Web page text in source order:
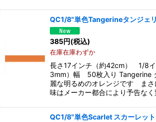
QC1/8"単色Tangerineタンジェ
385円(税込)
在庫在庫わずか
長さ17インチ（約42cm） 1/8
3mm）幅 50枚入り Tangerine
麗な明るめのオレンジです まさ
味はメーカー都合により予告な
QC1/8"単色Scarlet スカーレット